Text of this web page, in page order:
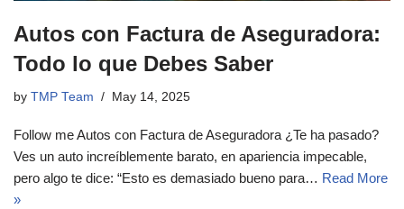
Autos con Factura de Aseguradora:
Todo lo que Debes Saber
by TMP Team May 14, 2025
Follow me Autos con Factura de Aseguradora ¿Te ha pasado?
Ves un auto increíblemente barato, en apariencia impecable,
pero algo te dice: “Esto es demasiado bueno para… Read More
»